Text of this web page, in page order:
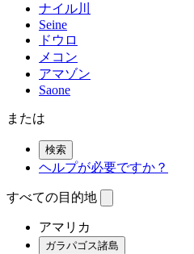
ナイル川
Seine
ドウロ
メコン
アマゾン
Saone
または
検索
ヘルプが必要ですか？
すべての目的地
アマリカ
ガラパゴス諸島